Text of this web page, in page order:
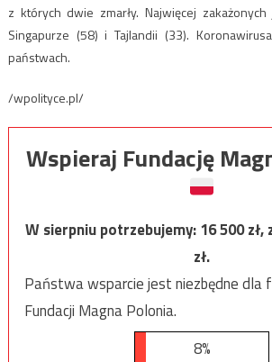
z których dwie zmarły. Najwięcej
Singapurze (58) i Tajlandii (33).
państwach.
/wpolityce.pl/
Wspieraj Fundację
W sierpniu potrzebujemy:16 500zł,
zł.
Państwa wsparcie jest niezbędne dla
Fundacji Magna Polonia.
8%